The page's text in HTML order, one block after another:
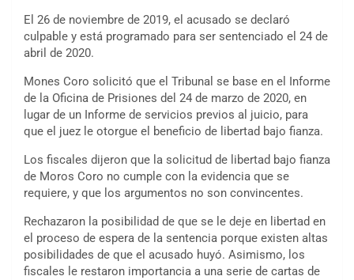
El 26 de noviembre de 2019, el acusado se declaró
culpable y está programado para ser sentenciado el 24 de
abril de 2020.
Mones Coro solicitó que el Tribunal se base en el Informe
de la Oficina de Prisiones del 24 de marzo de 2020, en
lugar de un Informe de servicios previos al juicio, para
que el juez le otorgue el beneficio de libertad bajo fianza.
Los fiscales dijeron que la solicitud de libertad bajo fianza
de Moros Coro no cumple con la evidencia que se
requiere, y que los argumentos no son convincentes.
Rechazaron la posibilidad de que se le deje en libertad en
el proceso de espera de la sentencia porque existen altas
posibilidades de que el acusado huyó. Asimismo, los
fiscales le restaron importancia a una serie de cartas de